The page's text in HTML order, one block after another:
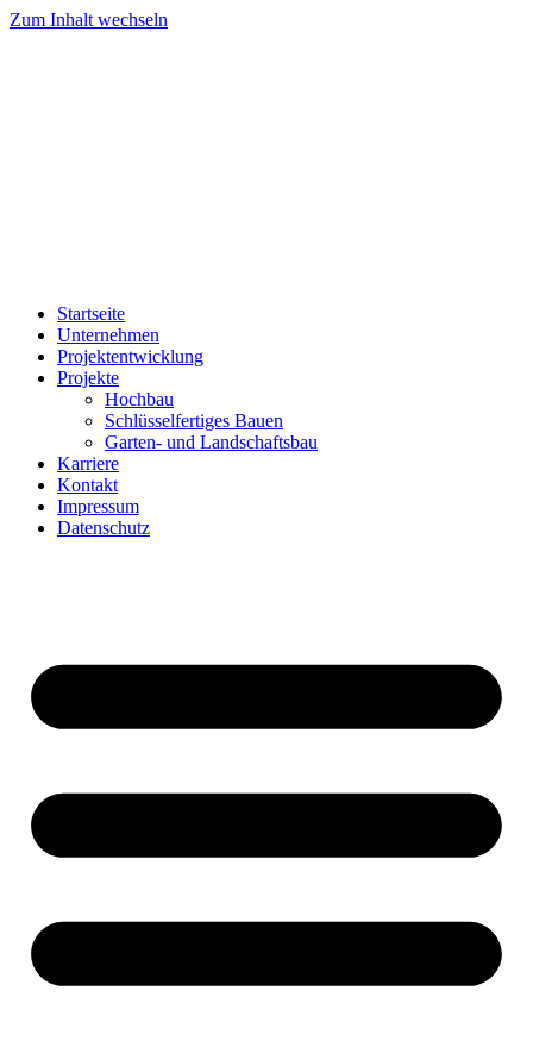
Zum Inhalt wechseln
Startseite
Unternehmen
Projektentwicklung
Projekte
Hochbau
Schlüsselfertiges Bauen
Garten- und Landschaftsbau
Karriere
Kontakt
Impressum
Datenschutz